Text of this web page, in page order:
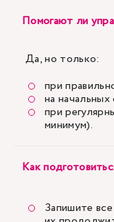
Помогают ли
Да, но только:
при
на
при
минимум).
Как
Запишите